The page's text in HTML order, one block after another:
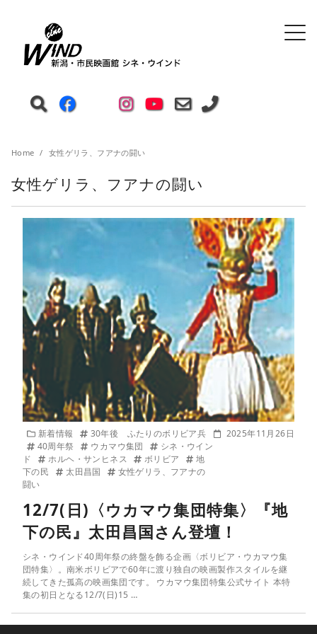
Home 女性ゲリラ、フアナの闘い
女性ゲリラ、フアナの闘い
新着情報
30年後 ふたりのボリビア兵
40周年祭
ウカマウ集団
シネ・ウイン
ド
ホルヘ・サンヒネス ボリビア
地
下の民
太田昌国
女性ゲリラ、フアナの
闘い
2025年11月26日
12/7(日)〈ウカマウ集団特集〉『地
下の民』太田昌国さん登壇！
シネ・ウインド40周年祭の終盤を飾る企画〈ボリビア・ウカマウ集
団特集〉。南米ボリビアで60年に渡り独自の映画製作スタイルを継
続してきた孤高の映画集団です。 ウカマウ集団特集公式サイト 本特
集の初日となる12/7(日)15 …